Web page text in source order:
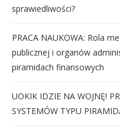
sprawiedliwości?
PRACA NAUKOWA: Rola
publicznej i organów
piramidach finansowych
UOKIK IDZIE NA WOJNĘ!
SYSTEMÓW TYPU